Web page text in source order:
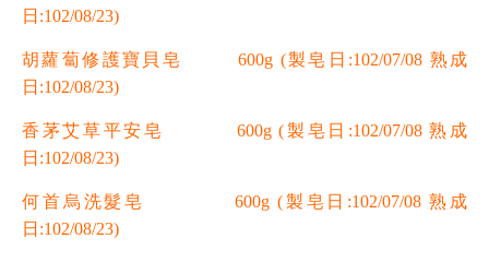
日:102/08/23)
胡蘿蔔修護寶貝皂 600g (製皂日:102/07/08 熟成
日:102/08/23)
香茅艾草平安皂 600g(製皂日:102/07/08 熟成
日:102/08/23)
何首烏洗髮皂 600g (製皂日:102/07/08 熟成
日:102/08/23)